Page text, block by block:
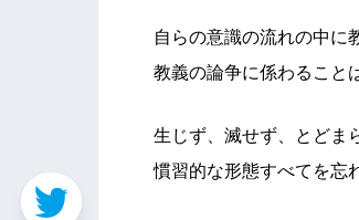
自らの意識の流れの中に
教義の論争に係わること
生じず、滅せず、とどま
慣習的な形態すべてを忘